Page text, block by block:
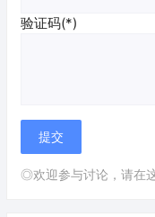
验证码(*)
◎欢迎参与讨论，请在